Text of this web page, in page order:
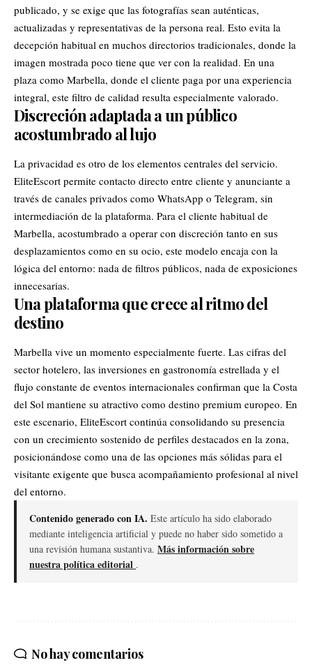
publicado, y se exige que las fotografías sean auténticas,
actualizadas y representativas de la persona real. Esto evita la
decepción habitual en muchos directorios tradicionales, donde la
imagen mostrada poco tiene que ver con la realidad. En una
plaza como Marbella, donde el cliente paga por una experiencia
integral, este filtro de calidad resulta especialmente valorado.
Discreción adaptada a un público
acostumbrado al lujo
La privacidad es otro de los elementos centrales del servicio.
EliteEscort permite contacto directo entre cliente y anunciante a
través de canales privados como WhatsApp o Telegram, sin
intermediación de la plataforma. Para el cliente habitual de
Marbella, acostumbrado a operar con discreción tanto en sus
desplazamientos como en su ocio, este modelo encaja con la
lógica del entorno: nada de filtros públicos, nada de exposiciones
innecesarias.
Una plataforma que crece al ritmo del
destino
Marbella vive un momento especialmente fuerte. Las cifras del
sector hotelero, las inversiones en gastronomía estrellada y el
flujo constante de eventos internacionales confirman que la Costa
del Sol mantiene su atractivo como destino premium europeo. En
este escenario, EliteEscort continúa consolidando su presencia
con un crecimiento sostenido de perfiles destacados en la zona,
posicionándose como una de las opciones más sólidas para el
visitante exigente que busca acompañamiento profesional al nivel
del entorno.
Contenido generado con IA. Este artículo ha sido elaborado
mediante inteligencia artificial y puede no haber sido sometido a
una revisión humana sustantiva. Más información sobre
nuestra política editorial .
No hay comentarios